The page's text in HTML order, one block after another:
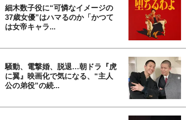
細木数子役に“可憐なイメージの
37歳女優”はハマるのか「かつて
は女帝キャラ...
騒動、電撃婚、脱退…朝ドラ『虎
に翼』映画化で気になる、“主人
公の弟役”の続...